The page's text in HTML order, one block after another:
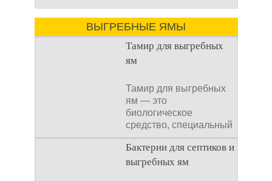
ВЫГРЕБНЫЕ ЯМЫ
Тамир для выгребных
ям
Тамир для выгребных
ям — это
биологическое
средство, специальный
концентрат, который
используется
Бактерии для септиков и
выгребных ям